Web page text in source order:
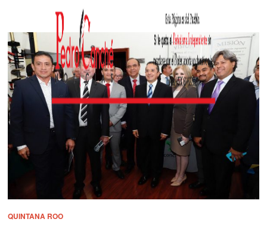
QUINTANA ROO